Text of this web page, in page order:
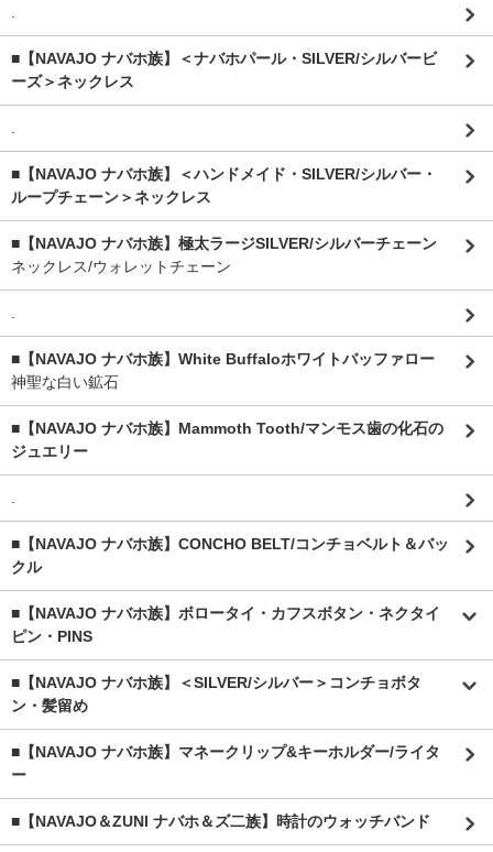
.
■【NAVAJO ナバホ族】＜ナバホパール・SILVER/シルバービ
ーズ＞ネックレス
.
■【NAVAJO ナバホ族】＜ハンドメイド・SILVER/シルバー・
ループチェーン＞ネックレス
■【NAVAJO ナバホ族】極太ラージSILVER/シルバーチェーン
ネックレス/ウォレットチェーン
.
■【NAVAJO ナバホ族】White Buffaloホワイトバッファロー
神聖な白い鉱石
■【NAVAJO ナバホ族】Mammoth Tooth/マンモス歯の化石の
ジュエリー
.
■【NAVAJO ナバホ族】CONCHO BELT/コンチョベルト＆バッ
クル
■【NAVAJO ナバホ族】ボロータイ・カフスボタン・ネクタイ
ピン・PINS
■【NAVAJO ナバホ族】＜SILVER/シルバー＞コンチョボタ
ン・髪留め
■【NAVAJO ナバホ族】マネークリップ&キーホルダー/ライタ
ー
■【NAVAJO＆ZUNI ナバホ＆ズ二族】時計のウォッチバンド